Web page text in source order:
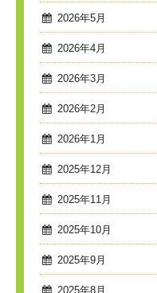
2026年5月
2026年4月
2026年3月
2026年2月
2026年1月
2025年12月
2025年11月
2025年10月
2025年9月
2025年8月